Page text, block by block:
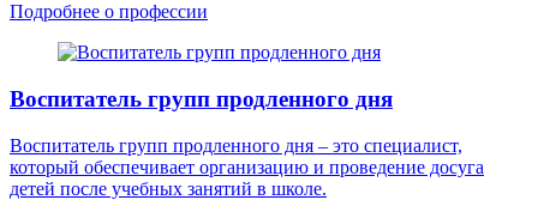
Подробнее о профессии
Воспитатель групп продленного дня
Воспитатель групп продленного дня – это специалист,
который обеспечивает организацию и проведение досуга
детей после учебных занятий в школе.